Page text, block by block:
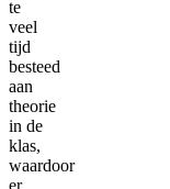
te
veel
tijd
besteed
aan
theorie
in de
klas,
waardoor
er